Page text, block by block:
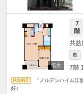
7
階
敷
7階
「ノルデンハイム
好♪